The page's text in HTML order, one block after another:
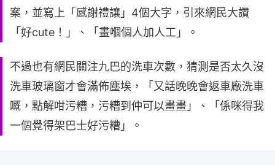
案，並寫上「感謝禮讓」4個大字，引來網民大讚
「好cute！」、「畫嗰個人加人工」。
不過也有網民關注九巴的洗車次數，猜測是否太久沒
洗車玻璃窗才會滿佈塵埃，「又話晚晚會返車廠洗車
嘅，點解咁污糟，污糟到仲可以畫畫」、「係咪得我
一個覺得架巴士好污糟」。